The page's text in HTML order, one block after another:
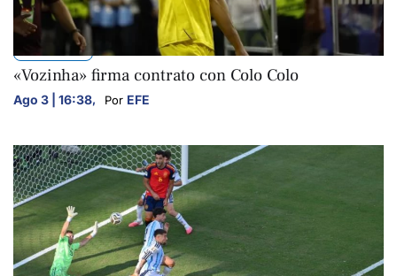
DEPORTES
«Vozinha» firma contrato con Colo Colo
Ago 3 | 16:38, Por EFE